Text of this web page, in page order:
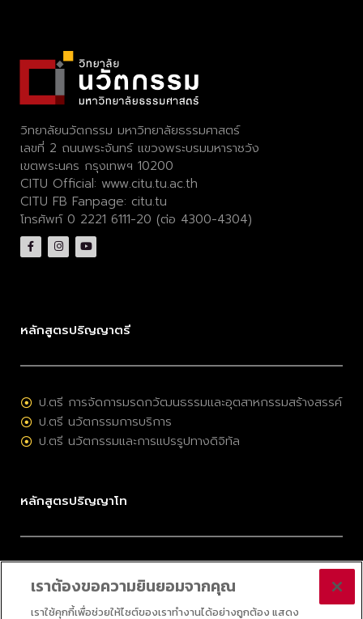
วิทยาลัยนวัตกรรม มหาวิทยาลัยธรรมศาสตร์
เลขที่ 2 ถนนพระจันทร์ แขวงพระบรมมหาราชวัง
เขตพระนคร กรุงเทพฯ 10200
CITU Official: www.citu.tu.ac.th
CITU FB Fanpage: citu.tu
โทรศัพท์ 0 2221 6111-20 (ต่อ 4300-4304)
หลักสูตรปริญญาตรี
ป.ตรี การจัดการมรดกวัฒนธรรมและอุตสาหกรรมสร้างสรรค์
ป.ตรี นวัตกรรมการบริการ
ป.ตรี นวัตกรรมและการแปรรูปทางดิจิทัล
หลักสูตรปริญญาโท
ป.โท การจัดการมรดกวัฒนธรรมและอุตสาหกรรมสร้างสรรค์
ป.โท การบริหารนวัตกรรมและเทคโนโลยี
ป.โท กลยุทธ์ดิจิทัล
เราต้องขอความยินยอมจากคุณ
เราใช้คุกกี้เพื่อช่วยให้ไซต์ของเราทำงานได้อย่างถูกต้อง แสดง